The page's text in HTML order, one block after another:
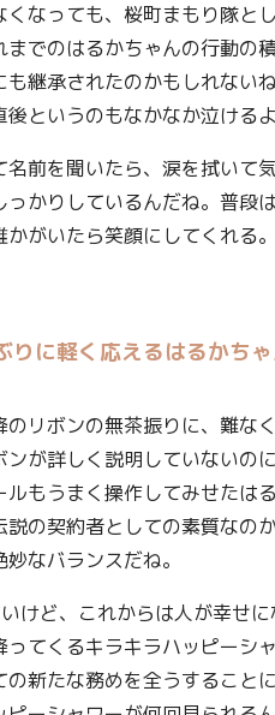
なっても、桜町まもり隊と
でのはるかちゃんの行動の
継承されたのかもしれない
というのもなかなか泣けるよ
前を聞いたら、涙を拭いて
かりしているんだね。普段
がいたら笑顔にしてくれる
りに軽く応えるはるかち
リボンの無茶振りに、難な
が詳しく説明していないの
もうまく操作してみせたは
の契約者としての素質なの
なバランスだね。
けど、これからは人が幸せ
てくるキラキラハッピーシ
新たな務めを全うすること